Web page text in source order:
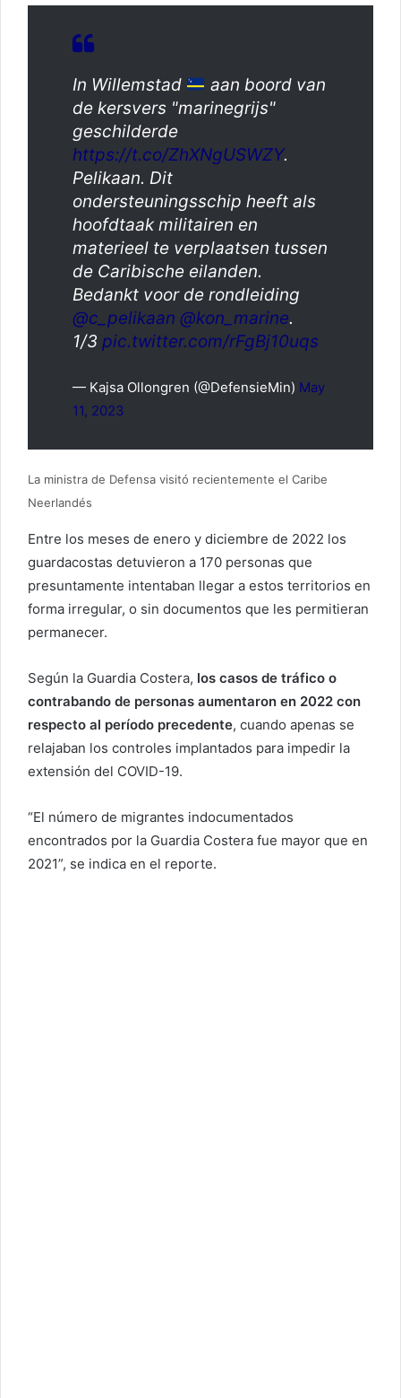
In Willemstad
aan boord van
de kersvers "marinegrijs"
geschilderde
https://t.co/ZhXNgUSWZY.
Pelikaan. Dit
ondersteuningsschip heeft als
hoofdtaak militairen en
materieel te verplaatsen tussen
de Caribische eilanden.
Bedankt voor de rondleiding
@c_pelikaan @kon_marine.
1/3 pic.twitter.com/rFgBj10uqs
— Kajsa Ollongren (@DefensieMin) May
11, 2023
La ministra de Defensa visitó recientemente el Caribe
Neerlandés
Entre los meses de enero y diciembre de 2022 los
guardacostas detuvieron a 170 personas que
presuntamente intentaban llegar a estos territorios en
forma irregular, o sin documentos que les permitieran
permanecer.
Según la Guardia Costera, los casos de tráfico o
contrabando de personas aumentaron en 2022 con
respecto al período precedente, cuando apenas se
relajaban los controles implantados para impedir la
extensión del COVID-19.
“El número de migrantes indocumentados
encontrados por la Guardia Costera fue mayor que en
2021”, se indica en el reporte.